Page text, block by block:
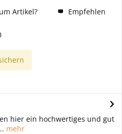
Artikel? Empfehlen
hier ein hochwertiges und gut
mehr